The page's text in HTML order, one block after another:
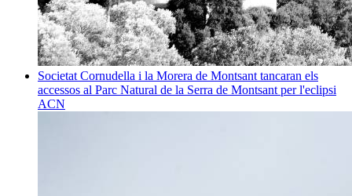
Societat Cornudella i la Morera de Montsant tancaran els
accessos al Parc Natural de la Serra de Montsant per l'eclipsi
ACN